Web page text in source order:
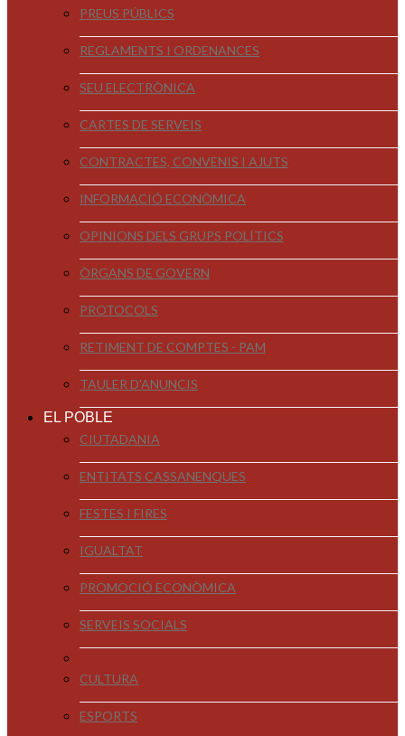
PREUS PÚBLICS
REGLAMENTS I ORDENANCES
SEU ELECTRÒNICA
CARTES DE SERVEIS
CONTRACTES, CONVENIS I AJUTS
INFORMACIÓ ECONÒMICA
OPINIONS DELS GRUPS POLÍTICS
ÒRGANS DE GOVERN
PROTOCOLS
RETIMENT DE COMPTES - PAM
TAULER D'ANUNCIS
EL POBLE
CIUTADANIA
ENTITATS CASSANENQUES
FESTES I FIRES
IGUALTAT
PROMOCIÓ ECONÒMICA
SERVEIS SOCIALS
CULTURA
ESPORTS